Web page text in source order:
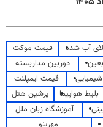
آب شده
قیمت موکت
دوربین مداربسته
قیمت ایمپلنت
بلیط هواپیما
پرشین هتل
آموزشگاه زبان ملل
مهرینو